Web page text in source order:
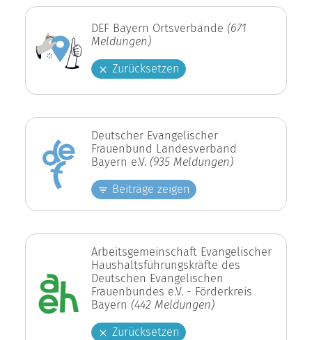
DEF Bayern Ortsverbände (671
Meldungen)
Zurücksetzen
Deutscher Evangelischer
Frauenbund Landesverband
Bayern e.V. (935 Meldungen)
Beiträge zeigen
Arbeitsgemeinschaft Evangelischer
Haushaltsführungskräfte des
Deutschen Evangelischen
Frauenbundes e.V. - Förderkreis
Bayern (442 Meldungen)
Zurücksetzen